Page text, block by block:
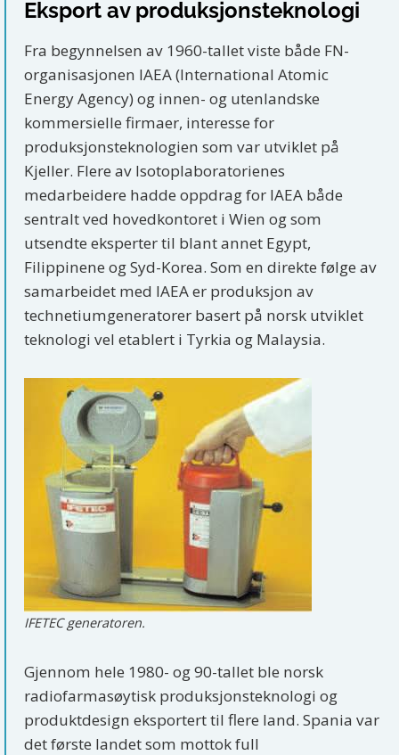
Eksport av produksjonsteknologi
Fra begynnelsen av 1960-tallet viste både FN-
organisasjonen IAEA (International Atomic
Energy Agency) og innen- og utenlandske
kommersielle firmaer, interesse for
produksjonsteknologien som var utviklet på
Kjeller. Flere av Isotoplaboratorienes
medarbeidere hadde oppdrag for IAEA både
sentralt ved hovedkontoret i Wien og som
utsendte eksperter til blant annet Egypt,
Filippinene og Syd-Korea. Som en direkte følge av
samarbeidet med IAEA er produksjon av
technetiumgeneratorer basert på norsk utviklet
teknologi vel etablert i Tyrkia og Malaysia.
IFETEC generatoren.
Gjennom hele 1980- og 90-tallet ble norsk
radiofarmasøytisk produksjonsteknologi og
produktdesign eksportert til flere land. Spania var
det første landet som mottok full